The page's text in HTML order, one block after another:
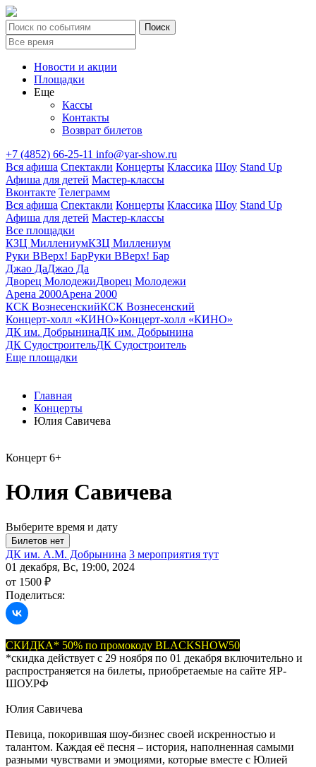
Новости и акции
Площадки
Еще
Кассы
Контакты
Возврат билетов
+7 (4852) 66-25-11 info@yar-show.ru
Вся афиша Спектакли Концерты Классика Шоу Stand Up
Афиша для детей Мастер-классы
Вконтакте Телеграмм
Вся афиша Спектакли Концерты Классика Шоу Stand Up
Афиша для детей Мастер-классы
Все площадки
КЗЦ МиллениумКЗЦ Миллениум
Руки ВВерх! БарРуки ВВерх! Бар
Джао ДаДжао Да
Дворец МолодежиДворец Молодежи
Арена 2000Арена 2000
КСК ВознесенскийКСК Вознесенский
Концерт-холл «КИНО»Концерт-холл «КИНО»
ДК им. ДобрынинаДК им. Добрынина
ДК СудостроительДК Судостроитель
Еще площадки
Главная
Концерты
Юлия Савичева
Концерт 6+
Юлия Савичева
Выберите время и дату
ДК им. А.М. Добрынина 3 мероприятия тут
01 декабря, Вс, 19:00, 2024
от 1500 ₽
Поделиться:
СКИДКА* 50% по промокоду BLACKSHOW50
*скидка действует с 29 ноября по 01 декабря включительно и
распространяется на билеты, приобретаемые на сайте ЯР-
ШОУ.РФ
Юлия Савичева
Певица, покорившая шоу-бизнес своей искренностью и
талантом. Каждая её песня – история, наполненная самыми
разными чувствами и эмоциями, которые вместе с Юлией